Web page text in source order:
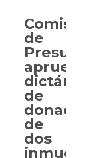
Comisión
de
aprueba
de
donación
de
dos